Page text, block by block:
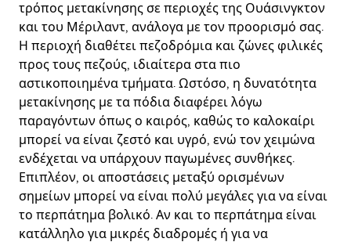
τρόπος μετακίνησης σε περιοχές της Ουάσινγκτον
και του Μέριλαντ, ανάλογα με τον προορισμό σας.
Η περιοχή διαθέτει πεζοδρόμια και ζώνες φιλικές
προς τους πεζούς, ιδιαίτερα στα πιο
αστικοποιημένα τμήματα. Ωστόσο, η δυνατότητα
μετακίνησης με τα πόδια διαφέρει λόγω
παραγόντων όπως ο καιρός, καθώς το καλοκαίρι
μπορεί να είναι ζεστό και υγρό, ενώ τον χειμώνα
ενδέχεται να υπάρχουν παγωμένες συνθήκες.
Επιπλέον, οι αποστάσεις μεταξύ ορισμένων
σημείων μπορεί να είναι πολύ μεγάλες για να είναι
το περπάτημα βολικό. Αν και το περπάτημα είναι
κατάλληλο για μικρές διαδρομές ή για να